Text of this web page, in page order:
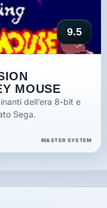
9.5
MOUSE
dell’era 8-bit e
Sega.
MASTER SYSTEM